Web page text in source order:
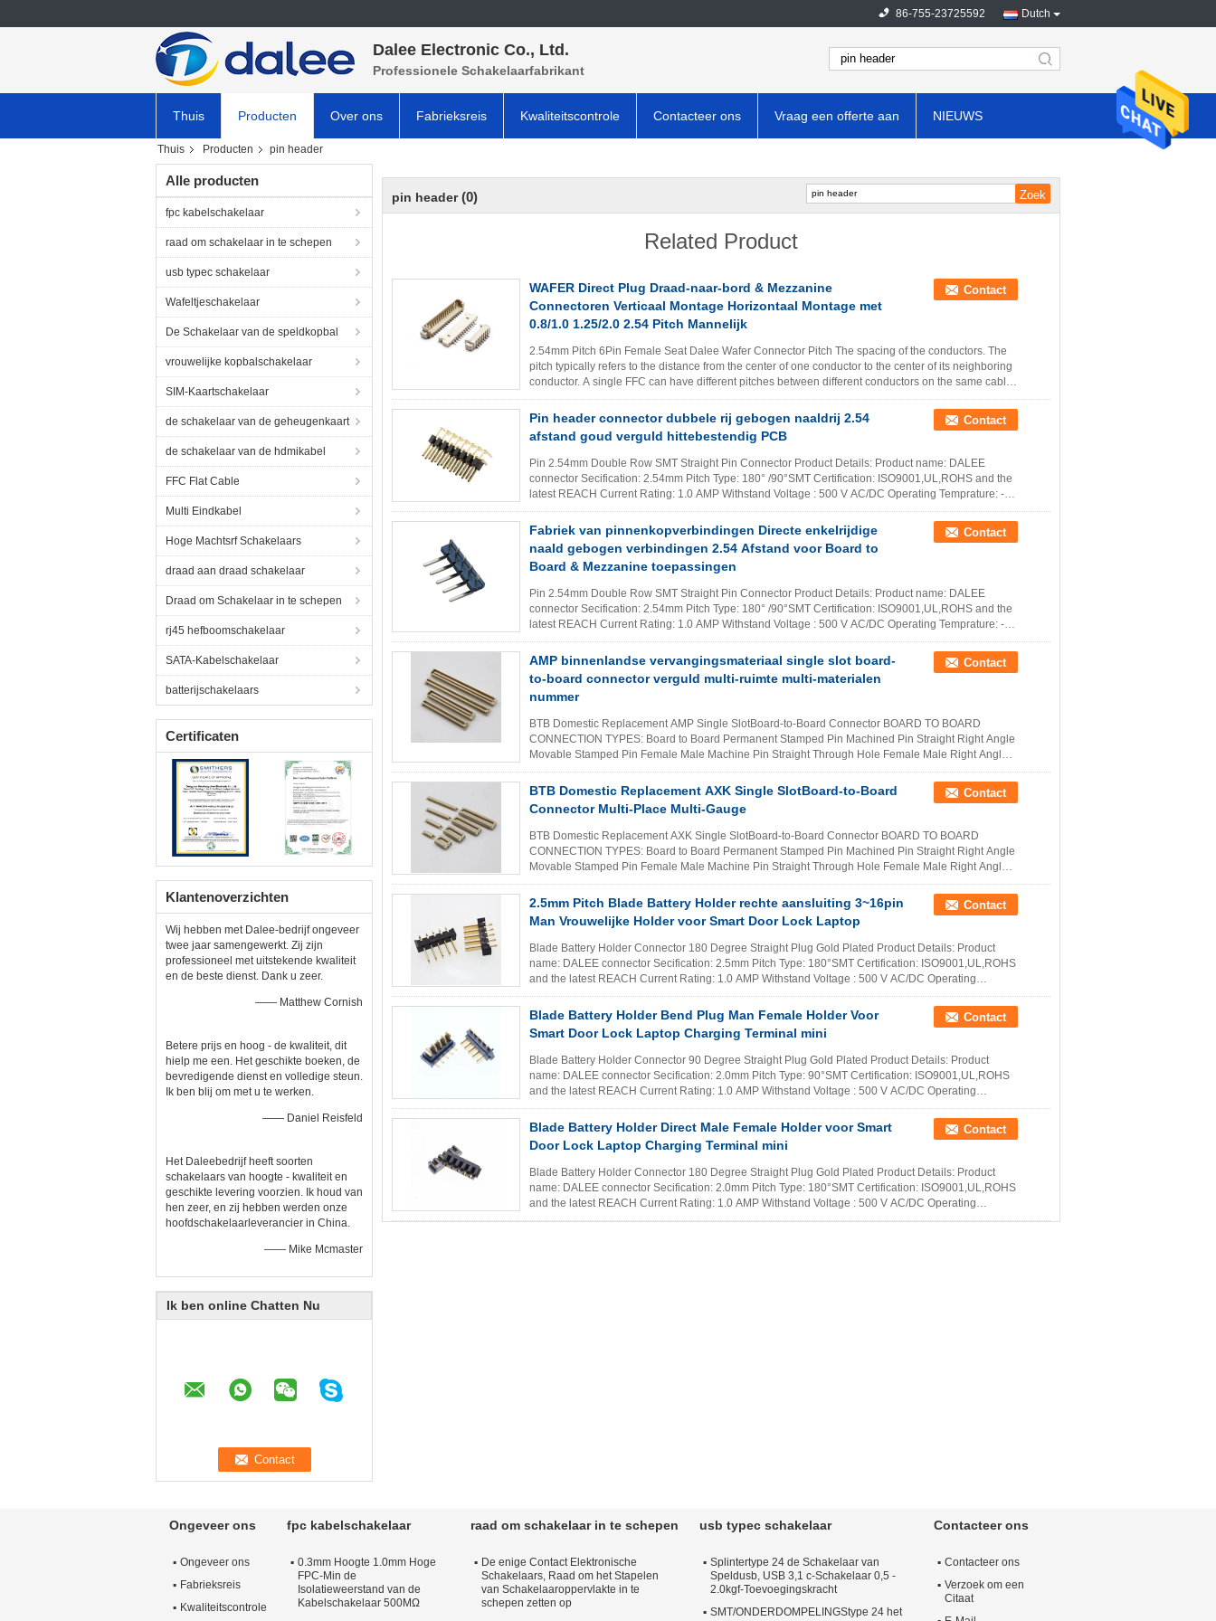
Dutch
86-755-23725592
Dalee Electronic Co., Ltd.
Professionele Schakelaarfabrikant search
Thuis Producten Over ons Fabrieksreis Kwaliteitscontrole Contacteer ons Vraag een offerte aan NIEUWS
Thuis Producten pin header
Alle producten
fpc kabelschakelaar
raad om schakelaar in te schepen
usb typec schakelaar
Wafeltjeschakelaar
De Schakelaar van de speldkopbal
vrouwelijke kopbalschakelaar
SIM-Kaartschakelaar
de schakelaar van de geheugenkaart
de schakelaar van de hdmikabel
FFC Flat Cable
Multi Eindkabel
Hoge Machtsrf Schakelaars
draad aan draad schakelaar
Draad om Schakelaar in te schepen
rj45 hefboomschakelaar
SATA-Kabelschakelaar
batterijschakelaars
Certificaten
Klantenoverzichten
Wij hebben met Dalee-bedrijf ongeveer
twee jaar samengewerkt. Zij zijn
professioneel met uitstekende kwaliteit
en de beste dienst. Dank u zeer.
—— Matthew Cornish
Betere prijs en hoog - de kwaliteit, dit
hielp me een. Het geschikte boeken, de
bevredigende dienst en volledige steun.
Ik ben blij om met u te werken.
—— Daniel Reisfeld
Het Daleebedrijf heeft soorten
schakelaars van hoogte - kwaliteit en
geschikte levering voorzien. Ik houd van
hen zeer, en zij hebben werden onze
hoofdschakelaarleverancier in China.
—— Mike Mcmaster
Ik ben online Chatten Nu
pin header (0)
Related Product
WAFER Direct Plug Draad-naar-bord & Mezzanine
Connectoren Verticaal Montage Horizontaal Montage met
0.8/1.0 1.25/2.0 2.54 Pitch Mannelijk
Contact
2.54mm Pitch 6Pin Female Seat Dalee Wafer Connector​ Pitch The spacing of the conductors. The
pitch typically refers to the distance from the center of one conductor to the center of its neighboring
conductor. A single FFC can have different pitches between different conductors on the same cable,
...
Lees meer
Pin header connector dubbele rij gebogen naaldrij 2.54
afstand goud verguld hittebestendig PCB
Contact
Pin 2.54mm Double Row SMT Straight Pin Connector Product Details: Product name: DALEE
connector Secification: 2.54mm Pitch Type: 180° /90°SMT Certification: ISO9001,UL,ROHS and the
latest REACH Current Rating: 1.0 AMP Withstand Voltage : 500 V AC/DC Operating Temprature: -40
℃ - +105 ℃ Insulation ...
Lees meer
Fabriek van pinnenkopverbindingen Directe enkelrijdige
naald gebogen verbindingen 2.54 Afstand voor Board to
Board & Mezzanine toepassingen
Contact
Pin 2.54mm Double Row SMT Straight Pin Connector Product Details: Product name: DALEE
connector Secification: 2.54mm Pitch Type: 180° /90°SMT Certification: ISO9001,UL,ROHS and the
latest REACH Current Rating: 1.0 AMP Withstand Voltage : 500 V AC/DC Operating Temprature: -40
℃ - +105 ℃ Insulation ...
Lees meer
AMP binnenlandse vervangingsmateriaal single slot board-
to-board connector verguld multi-ruimte multi-materialen
nummer
Contact
BTB Domestic Replacement AMP Single SlotBoard-to-Board Connector BOARD TO BOARD
CONNECTION TYPES: Board to Board Permanent Stamped Pin Machined Pin Straight Right Angle
Movable Stamped Pin Female Male Machine Pin Straight Through Hole Female Male Right Angle
Through Hole Female Male PERMANENT ...
Lees meer
BTB Domestic Replacement AXK Single SlotBoard-to-Board
Connector Multi-Place Multi-Gauge
Contact
BTB Domestic Replacement AXK Single SlotBoard-to-Board Connector BOARD TO BOARD
CONNECTION TYPES: Board to Board Permanent Stamped Pin Machined Pin Straight Right Angle
Movable Stamped Pin Female Male Machine Pin Straight Through Hole Female Male Right Angle
Through Hole Female Male PERMANENT ...
Lees meer
2.5mm Pitch Blade Battery Holder rechte aansluiting 3~16pin
Man Vrouwelijke Holder voor Smart Door Lock Laptop
Contact
Blade Battery Holder Connector 180 Degree Straight Plug Gold Plated Product Details: Product
name: DALEE connector Secification: 2.5mm Pitch Type: 180°SMT Certification: ISO9001,UL,ROHS
and the latest REACH Current Rating: 1.0 AMP Withstand Voltage : 500 V AC/DC Operating
Temprature: -40 ℃ - +105 ℃ ...
Lees meer
Blade Battery Holder Bend Plug Man Female Holder Voor
Smart Door Lock Laptop Charging Terminal mini
Contact
Blade Battery Holder Connector 90 Degree Straight Plug Gold Plated Product Details: Product
name: DALEE connector Secification: 2.0mm Pitch Type: 90°SMT Certification: ISO9001,UL,ROHS
and the latest REACH Current Rating: 1.0 AMP Withstand Voltage : 500 V AC/DC Operating
Temprature: -40 ℃ - +105 ℃ ...
Lees meer
Blade Battery Holder Direct Male Female Holder voor Smart
Door Lock Laptop Charging Terminal mini
Contact
Blade Battery Holder Connector 180 Degree Straight Plug Gold Plated Product Details: Product
name: DALEE connector Secification: 2.0mm Pitch Type: 180°SMT Certification: ISO9001,UL,ROHS
and the latest REACH Current Rating: 1.0 AMP Withstand Voltage : 500 V AC/DC Operating
Temprature: -40 ℃ - +105 ℃ ...
Lees meer
Ongeveer ons
Ongeveer ons
Fabrieksreis
Kwaliteitscontrole
fpc kabelschakelaar
0.3mm Hoogte 1.0mm Hoge
FPC-Min de
Isolatieweerstand van de
Kabelschakelaar 500MΩ
raad om schakelaar in te schepen
De enige Contact Elektronische
Schakelaars, Raad om het Stapelen
van Schakelaaroppervlakte in te
schepen zetten op
usb typec schakelaar
Splintertype 24 de Schakelaar van
Speldusb, USB 3,1 c-Schakelaar 0,5 -
2.0kgf-Toevoegingskracht
SMT/ONDERDOMPELINGStype 24 het
Contacteer ons
Contacteer ons
Verzoek om een
Citaat